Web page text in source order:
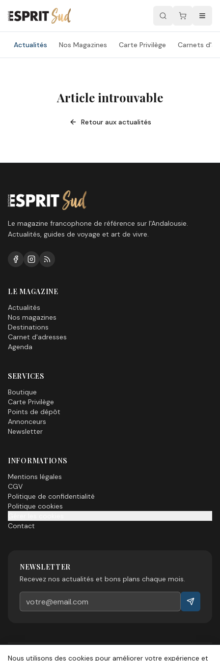
Actualités Nos Magazines Carte Privilège Carnets
Article introuvable
Retour aux actualités
Le magazine francophone de référence sur l'Andalousie.
Actualités, guides de voyage et art de vivre.
LE MAGAZINE
Actualités
Nos magazines
Destinations
Carnet d'adresses
Agenda
SERVICES
Boutique
Carte Privilège
Points de dépôt
Annonceurs
Newsletter
INFORMATIONS
Mentions légales
CGV
Politique de confidentialité
Politique cookies
Contact
NEWSLETTER
Recevez nos actualités et bons plans chaque mois.
Nous utilisons des cookies pour améliorer votre expérience et